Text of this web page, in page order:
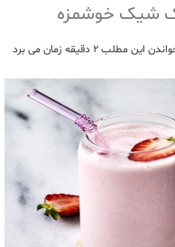
شیک خوشمزه
این مطلب ۲ دقیقه زمان می برد